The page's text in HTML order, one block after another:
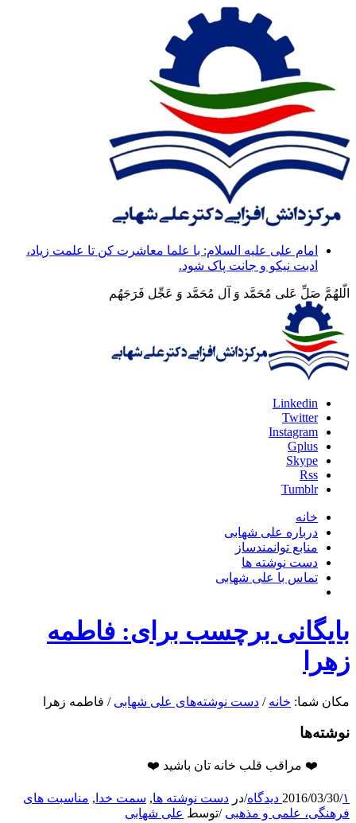
امام على علیه ‏السلام: با علما معاشرت کن تا علمت زیاد،
ادبت نیکو و جانت پاک شود.
الّلهُمَّ صَلِّ عَلی مُحَمَّد وَ آلِ مُحَمَّد وَ عَجِّل فَرَجَهُم
Linkedin
Twitter
Instagram
Gplus
Skype
Rss
Tumblr
خانه
درباره علی شهابی
منابع توانمندساز
دست نوشته ها
تماس با علی شهابی
بایگانی برچسب برای: فاطمه
زهرا
مکان شما: خانه / دست نوشته‌های علی شهابی / فاطمه زهرا
نوشته‌ها
❤️ مراقب قلب خانه تان باشید ❤️
2016/03/30/۱ دیدگاه /در دست نوشته ها, سمت خدا , مناسبت های
فرهنگی، علمی و مذهبی /توسط علی شهابی